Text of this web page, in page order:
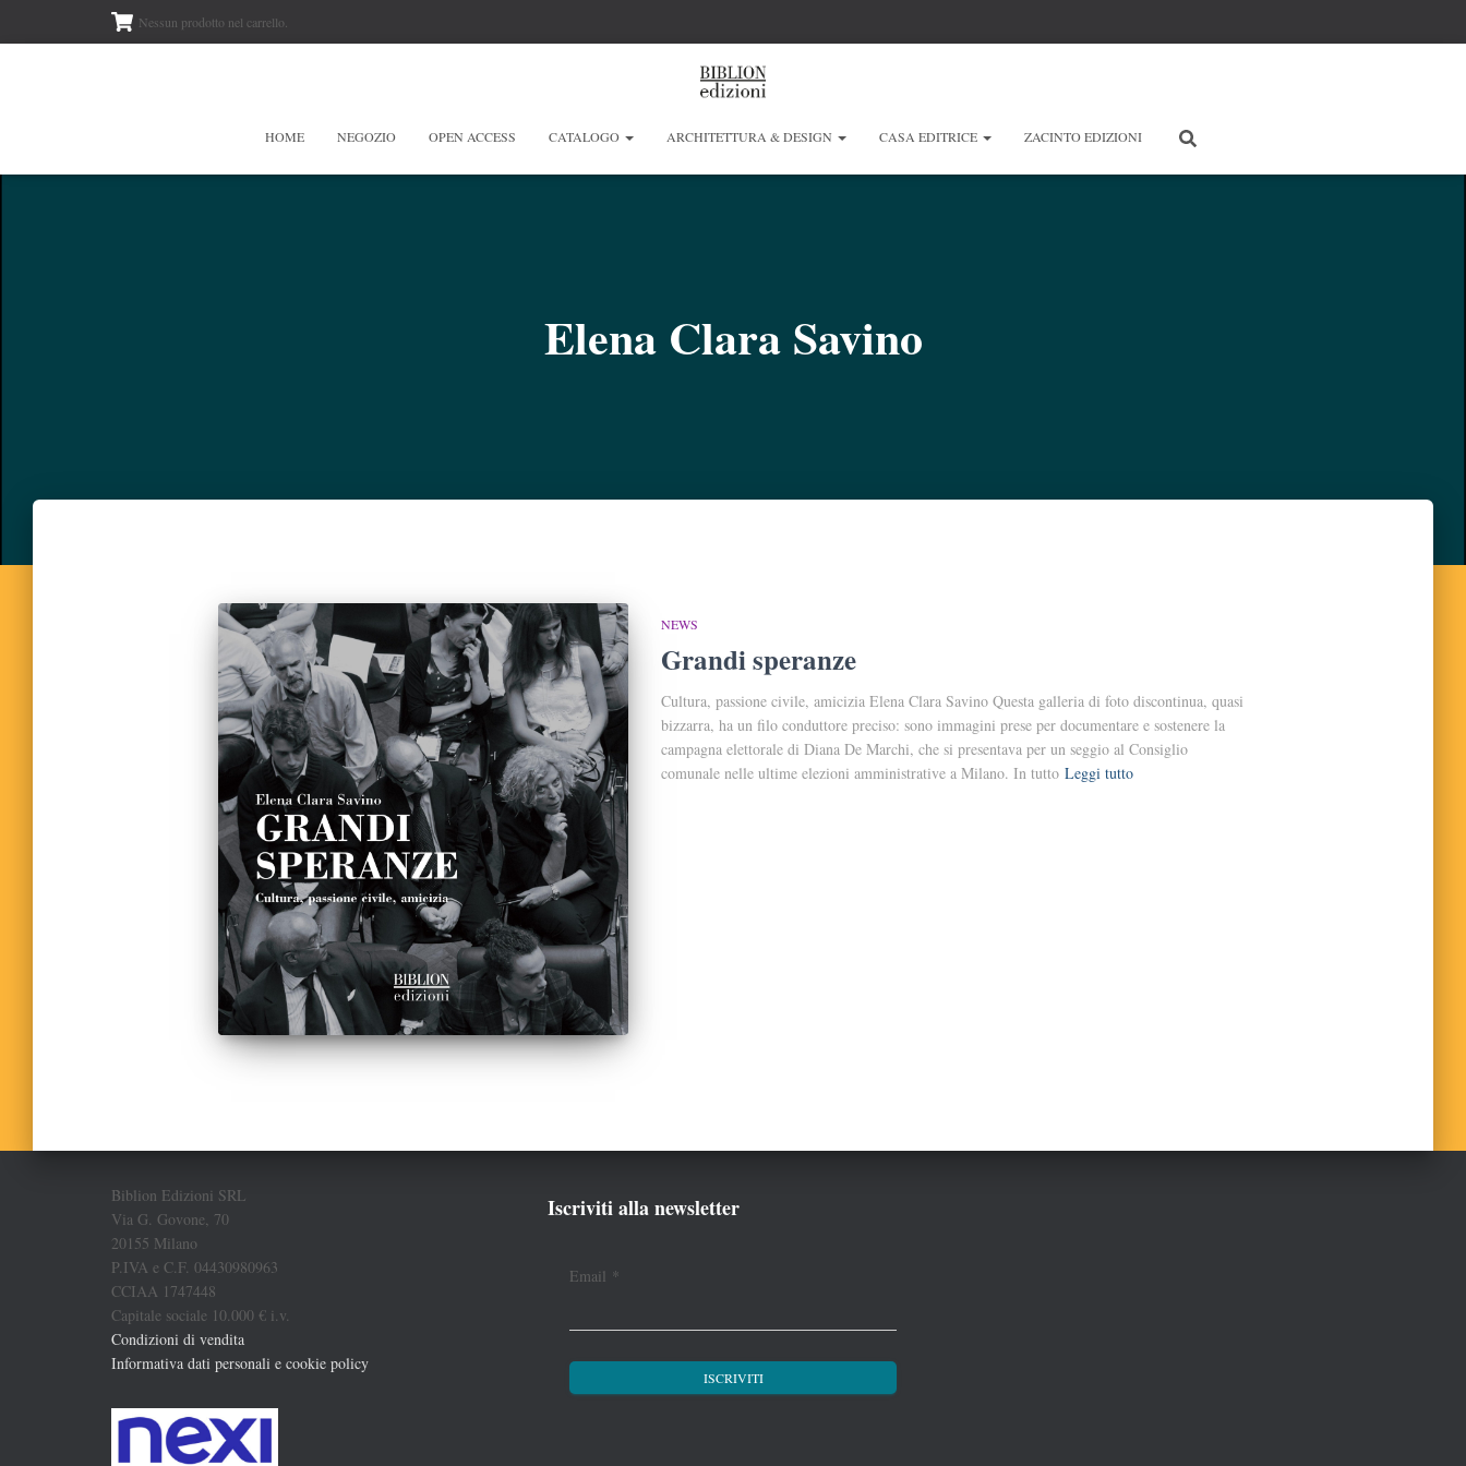
Nessun prodotto nel carrello.
HOME NEGOZIO OPEN ACCESS CATALOGO ARCHITETTURA & DESIGN CASA EDITRICE ZACINTO EDIZIONI
Elena Clara Savino
NEWS
Grandi speranze
Cultura, passione civile, amicizia Elena Clara Savino Questa galleria di foto discontinua, quasi
bizzarra, ha un filo conduttore preciso: sono immagini prese per documentare e sostenere la
campagna elettorale di Diana De Marchi, che si presentava per un seggio al Consiglio
comunale nelle ultime elezioni amministrative a Milano. In tutto Leggi tutto
Biblion Edizioni SRL
Via G. Govone, 70
20155 Milano
P.IVA e C.F. 04430980963
CCIAA 1747448
Capitale sociale 10.000 € i.v.
Condizioni di vendita
Informativa dati personali e cookie policy
Iscriviti alla newsletter
Email *